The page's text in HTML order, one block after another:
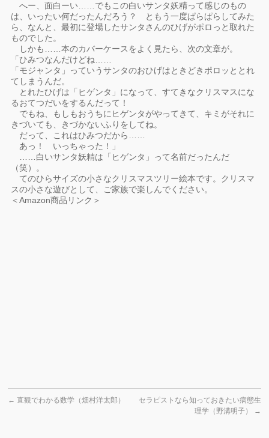
へー、面白ーい……でもこの白いサンタ妖精って感じのもの
は、いったい何だったんだろう？ ともう一度ぱらぱらしてみた
ら、なんと、最初に登場したサンタさんのひげがポロっと取れた
ものでした。
しかも……本のカバーケースをよく見たら、次の文章が。
「ひみつなんだけどね……
「モジャンタ」っていうサンタのおひげはときどきポロッととれ
てしまうんだ。
とれたひげは「ヒゲンタ」になって、すてきなクリスマスにな
るおてつだいをするんだって！
でもね、もしもおうちにヒゲンタがやってきて、キミがそれに
きづいても、きづかないふりをしてね。
だって、これはひみつだから……
あっ！ いっちゃった！」
……白いサンタ妖精は「ヒゲンタ」って名前だったんだ
（笑）。
てのひらサイズの小さなクリスマスツリー絵本です。クリスマ
スの小さな遊びとして、ご家族で楽しんでください。
＜Amazon商品リンク＞
← 直観でわかる数学（畑村洋太郎）
セラピストなら知っておきたい病態生
理学（野溝明子）
→